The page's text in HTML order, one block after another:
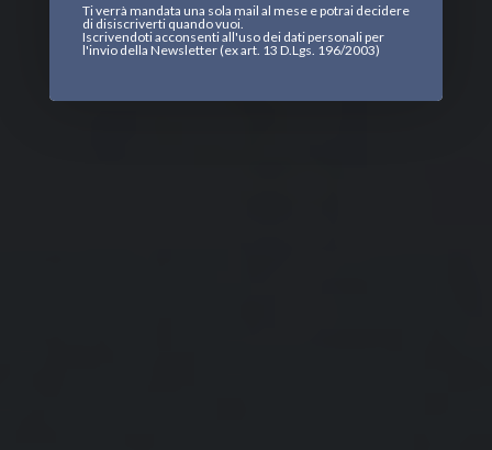
Ti verrà mandata una sola mail al mese e potrai decidere
di disiscriverti quando vuoi.
Iscrivendoti acconsenti all'uso dei dati personali per
l'invio della Newsletter (ex art. 13 D.Lgs. 196/2003)